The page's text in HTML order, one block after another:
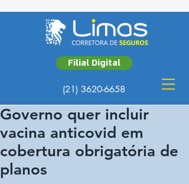
Filial Digital
(21) 3620-6658
Governo quer incluir
vacina anticovid em
cobertura obrigatória de
planos